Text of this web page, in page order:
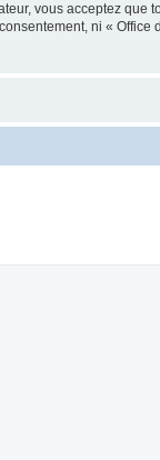
vous acceptez
ni «